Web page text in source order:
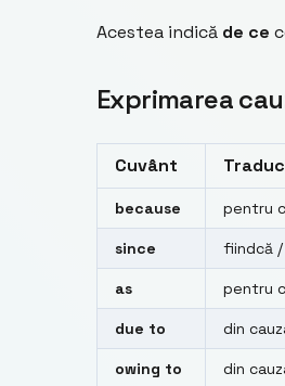
Acestea indică de ce
Exprimarea
Cuvânt
because pentru
since fiindcă
as pentru
due to din
owing to din